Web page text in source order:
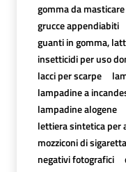
gomma da masticare
grucce appendiabiti
guanti in gomma,
insetticidi per uso
lacci per scarpe
lampadine a
lampadine alogene
lettiera sintetica per
mozziconi di sigaretta
negativi fotografici